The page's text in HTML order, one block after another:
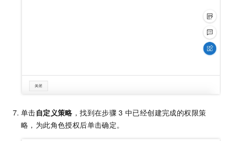
单击自定义策略 ，找到在步骤 3 中已经创建完成的权限策
略，为此角色授权后单击确定。